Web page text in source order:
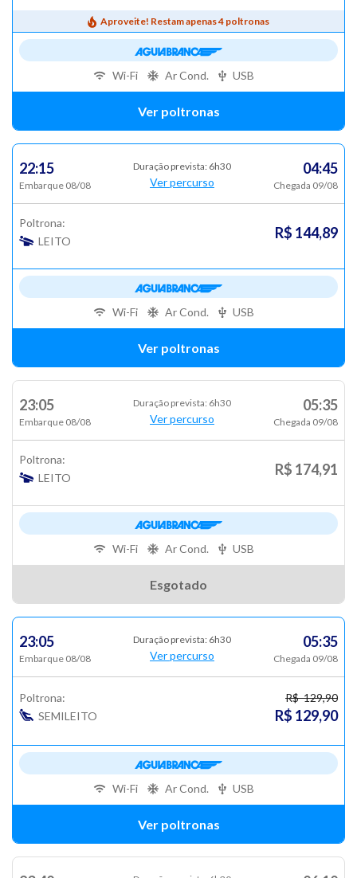
Aproveite! Restam apenas 4 poltronas
Ver poltronas
Wi-Fi Ar Cond. USB
22:15
Embarque 08/08
Duração prevista: 6h30
Ver percurso
04:45
Chegada 09/08
Poltrona:
LEITO
R$ 144,89
Ver poltronas
Wi-Fi Ar Cond. USB
23:05
Embarque 08/08
Duração prevista: 6h30
Ver percurso
05:35
Chegada 09/08
Poltrona:
LEITO
R$ 174,91
Esgotado
Wi-Fi Ar Cond. USB
23:05
Embarque 08/08
Duração prevista: 6h30
Ver percurso
05:35
Chegada 09/08
Poltrona:
SEMILEITO
R$ 129,90
R$ 129,90
Ver poltronas
Wi-Fi Ar Cond. USB